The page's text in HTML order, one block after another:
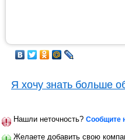
Я хочу знать больше
Нашли неточность? Сообщите
Желаете добавить свою